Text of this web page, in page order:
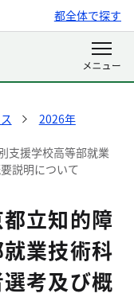
都全体で探す
2026年
支援学校高等部就業
説明について
立知的障
業技術科
考及び概